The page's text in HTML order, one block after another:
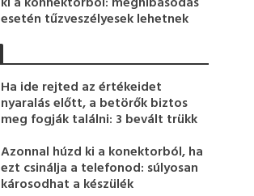
esetén tűzveszélyesek lehetnek
Ha ide rejted az értékeidet
nyaralás előtt, a betörők biztos
meg fogják találni: 3 bevált trükk
Azonnal húzd ki a konektorból, ha
ezt csinálja a telefonod: súlyosan
károsodhat a készülék